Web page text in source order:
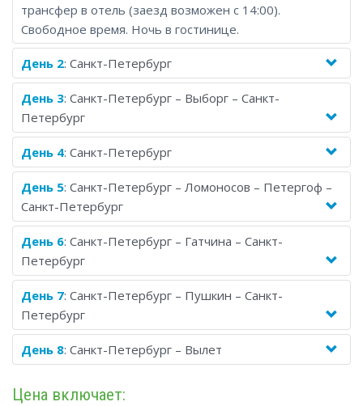
трансфер в отель (заезд возможен с 14:00).
Свободное время. Ночь в гостинице.
День 2: Санкт-Петербург
День 3: Санкт-Петербург – Выборг – Санкт-
Петербург
День 4: Санкт-Петербург
День 5: Санкт-Петербург – Ломоносов – Петергоф –
Санкт-Петербург
День 6: Санкт-Петербург – Гатчина – Санкт-
Петербург
День 7: Санкт-Петербург – Пушкин – Санкт-
Петербург
День 8: Санкт-Петербург – Вылет
Цена включает: